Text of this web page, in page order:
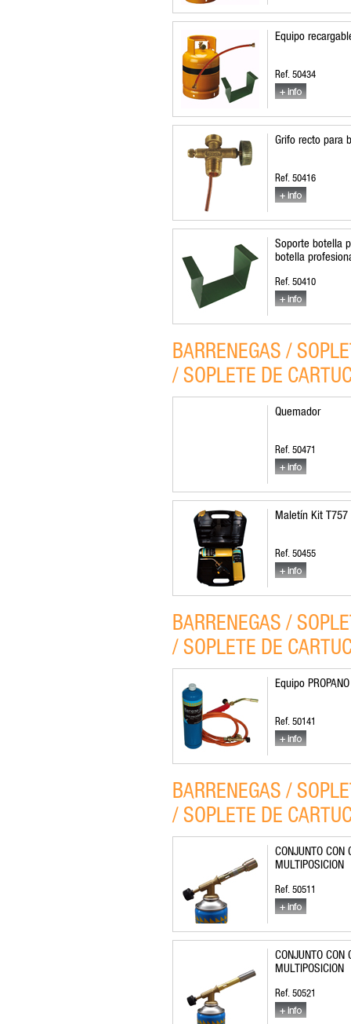
Equipo
Ref. 50434
Grifo recto para
Ref. 50416
Soporte botella
botella
Ref. 50410
BARRENEGAS /
/ SOPLETE DE
Quemador
Ref. 50471
Maletín Kit T757
Ref. 50455
BARRENEGAS /
/ SOPLETE DE
Equipo
Ref. 50141
BARRENEGAS /
/ SOPLETE DE
CONJUNTO CON
MULTIPOSICION
Ref. 50511
CONJUNTO CON
MULTIPOSICION
Ref. 50521